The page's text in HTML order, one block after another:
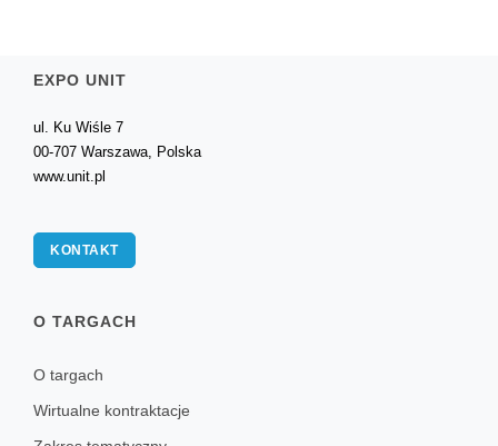
EXPO UNIT
ul. Ku Wiśle 7
00-707 Warszawa, Polska
www.unit.pl
KONTAKT
O TARGACH
O targach
Wirtualne kontraktacje